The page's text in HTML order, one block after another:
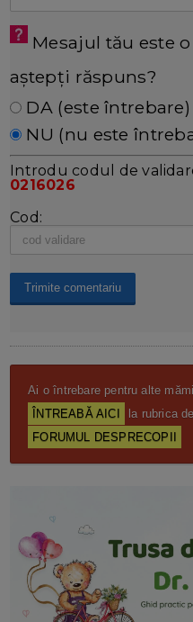
Mesajul tău este
aștepți răspuns?
DA (este întrebare)
NU (nu este
Introdu codul de
0216026
Cod:
Ai o întrebare pentru alte
ÎNTREABĂ AICI
la rubrica
FORUMUL DESPRECOPII